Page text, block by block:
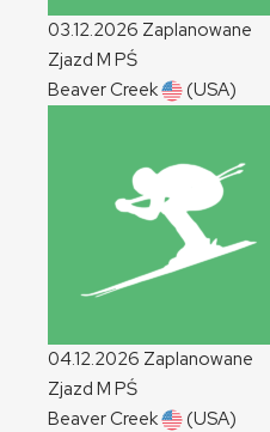
03.12.2026 Zaplanowane
Zjazd M PŚ
Beaver Creek
(USA)
04.12.2026 Zaplanowane
Zjazd M PŚ
Beaver Creek
(USA)